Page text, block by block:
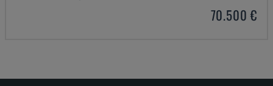
70.500 €